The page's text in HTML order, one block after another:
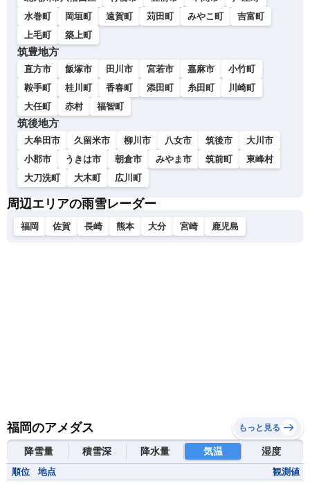
水巻町
岡垣町 遠賀町 苅田町 みやこ町
吉富町
上毛町
築上町
筑豊地方
直方市 飯塚市 田川市 宮若市 嘉麻市
小竹町
鞍手町
桂川町 香春町 添田町 糸田町
川崎町
大任町
赤村 福智町
筑後地方
大牟田市 久留米市 柳川市 八女市 筑後市
大川市
小郡市
うきは市 朝倉市 みやま市 筑前町
東峰村
大刀洗町
大木町 広川町
周辺エリアの雨雪レーダー
福岡 佐賀 長崎 熊本 大分 宮崎 鹿児島
福岡のアメダス もっと見る
降雪量 積雪深 降水量 気温 湿度
順位 地点 観測値